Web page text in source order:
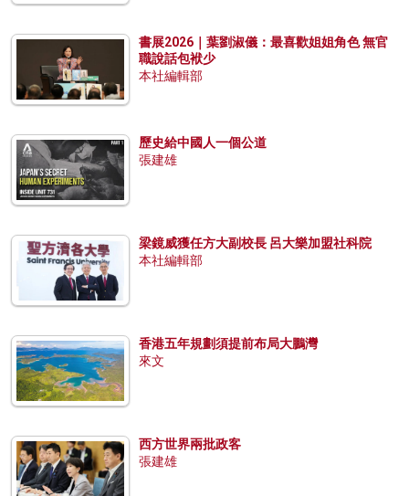
書展2026｜葉劉淑儀：最喜歡姐姐角色 無官
職說話包袱少
本社編輯部
歷史給中國人一個公道
張建雄
梁鏡威獲任方大副校長 呂大樂加盟社科院
本社編輯部
香港五年規劃須提前布局大鵬灣
來文
西方世界兩批政客
張建雄